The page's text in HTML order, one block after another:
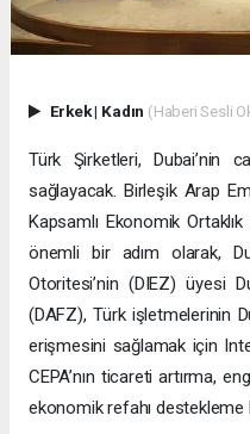
Erkek| Kadın (Haberi Sesli
Türk Şirketleri, Dubai’nin
sağlayacak. Birleşik Arap
Kapsamlı Ekonomik
önemli bir adım olarak,
Otoritesi’nin (DIEZ) üyesi
(DAFZ), Türk işletmelerinin
erişmesini sağlamak için
CEPA’nın ticareti artırma,
ekonomik refahı destekleme